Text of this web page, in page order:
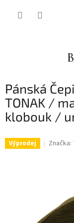
Pánská
TONAK /
klobouk /
Výprodej Značka: